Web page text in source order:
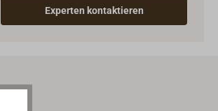
Experten kontaktieren